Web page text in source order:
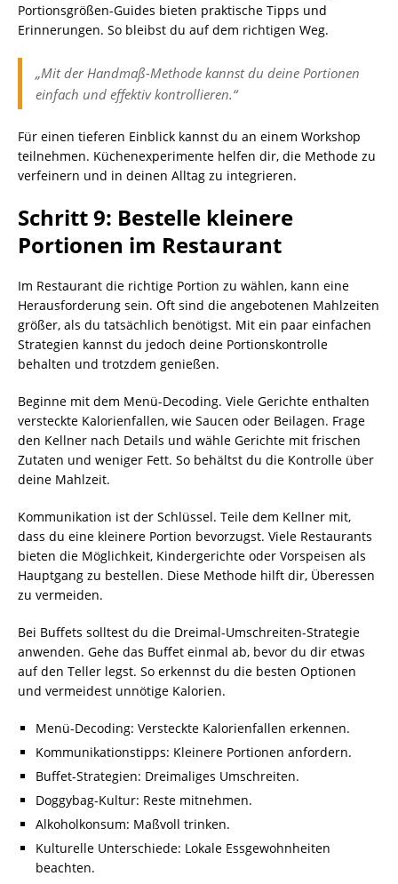
Portionsgrößen-Guides bieten praktische Tipps und
Erinnerungen. So bleibst du auf dem richtigen Weg.
„Mit der Handmaß-Methode kannst du deine Portionen
einfach und effektiv kontrollieren.“
Für einen tieferen Einblick kannst du an einem Workshop
teilnehmen. Küchenexperimente helfen dir, die Methode zu
verfeinern und in deinen Alltag zu integrieren.
Schritt 9: Bestelle kleinere
Portionen im Restaurant
Im Restaurant die richtige Portion zu wählen, kann eine
Herausforderung sein. Oft sind die angebotenen Mahlzeiten
größer, als du tatsächlich benötigst. Mit ein paar einfachen
Strategien kannst du jedoch deine Portionskontrolle
behalten und trotzdem genießen.
Beginne mit dem Menü-Decoding. Viele Gerichte enthalten
versteckte Kalorienfallen, wie Saucen oder Beilagen. Frage
den Kellner nach Details und wähle Gerichte mit frischen
Zutaten und weniger Fett. So behältst du die Kontrolle über
deine Mahlzeit.
Kommunikation ist der Schlüssel. Teile dem Kellner mit,
dass du eine kleinere Portion bevorzugst. Viele Restaurants
bieten die Möglichkeit, Kindergerichte oder Vorspeisen als
Hauptgang zu bestellen. Diese Methode hilft dir, Überessen
zu vermeiden.
Bei Buffets solltest du die Dreimal-Umschreiten-Strategie
anwenden. Gehe das Buffet einmal ab, bevor du dir etwas
auf den Teller legst. So erkennst du die besten Optionen
und vermeidest unnötige Kalorien.
Menü-Decoding: Versteckte Kalorienfallen erkennen.
Kommunikationstipps: Kleinere Portionen anfordern.
Buffet-Strategien: Dreimaliges Umschreiten.
Doggybag-Kultur: Reste mitnehmen.
Alkoholkonsum: Maßvoll trinken.
Kulturelle Unterschiede: Lokale Essgewohnheiten
beachten.